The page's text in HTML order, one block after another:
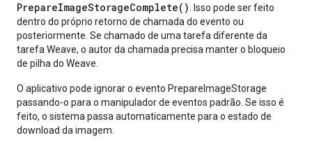
PrepareImageStorageComplete()
. Isso pode ser feito
dentro do próprio retorno de chamada do evento ou
posteriormente. Se chamado de uma tarefa diferente da
tarefa Weave, o autor da chamada precisa manter o bloqueio
de pilha do Weave.
O aplicativo pode ignorar o evento PrepareImageStorage
passando-o para o manipulador de eventos padrão. Se isso é
feito, o sistema passa automaticamente para o estado de
download da imagem.